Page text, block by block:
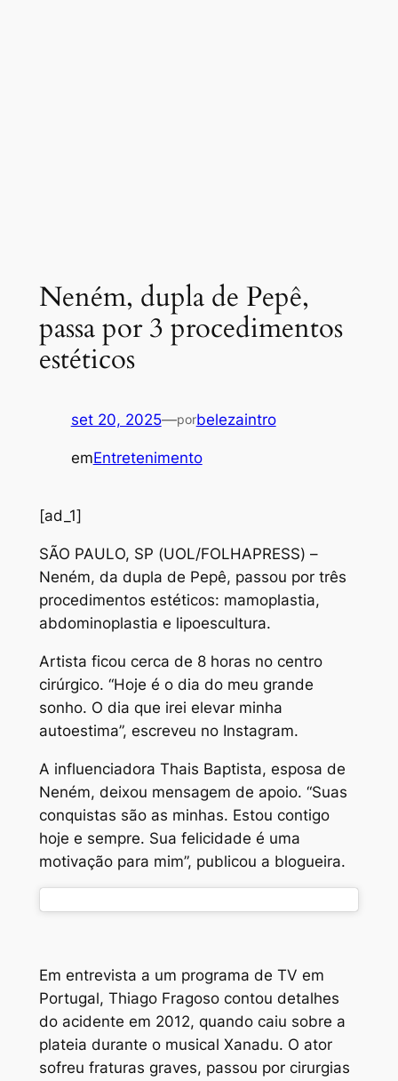
Neném, dupla de Pepê,
passa por 3 procedimentos
estéticos
set 20, 2025—porbelezaintro
emEntretenimento
[ad_1]
SÃO PAULO, SP (UOL/FOLHAPRESS) –
Neném, da dupla de Pepê, passou por três
procedimentos estéticos: mamoplastia,
abdominoplastia e lipoescultura.
Artista ficou cerca de 8 horas no centro
cirúrgico. “Hoje é o dia do meu grande
sonho. O dia que irei elevar minha
autoestima”, escreveu no Instagram.
A influenciadora Thais Baptista, esposa de
Neném, deixou mensagem de apoio. “Suas
conquistas são as minhas. Estou contigo
hoje e sempre. Sua felicidade é uma
motivação para mim”, publicou a blogueira.
Em entrevista a um programa de TV em
Portugal, Thiago Fragoso contou detalhes
do acidente em 2012, quando caiu sobre a
plateia durante o musical Xanadu. O ator
sofreu fraturas graves, passou por cirurgias